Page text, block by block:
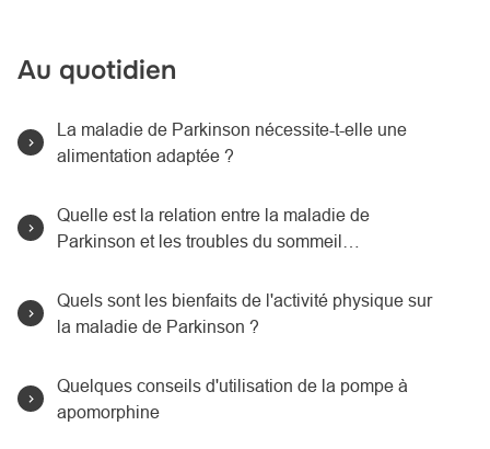
Au quotidien
La maladie de Parkinson nécessite-t-elle une
alimentation adaptée ?
Quelle est la relation entre la maladie de
Parkinson et les troubles du sommeil…
Quels sont les bienfaits de l'activité physique sur
la maladie de Parkinson ?
Quelques conseils d'utilisation de la pompe à
apomorphine